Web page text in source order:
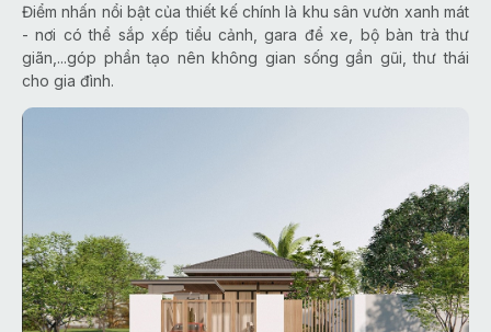
Điểm nhấn nổi bật của thiết kế chính là khu sân vườn xanh mát
- nơi có thể sắp xếp tiểu cảnh, gara để xe, bộ bàn trà thư
giãn,...góp phần tạo nên không gian sống gần gũi, thư thái
cho gia đình.